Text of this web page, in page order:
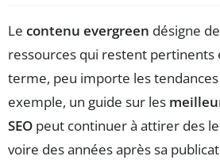
Le contenu evergreen désigne
ressources qui restent pertinents
terme, peu importe les
exemple, un guide sur les
SEO peut continuer à attirer des
voire des années après sa